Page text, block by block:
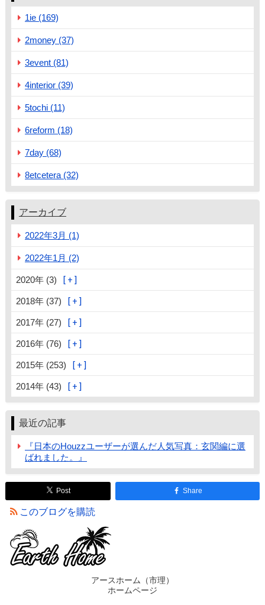
1ie (169)
2money (37)
3event (81)
4interior (39)
5tochi (11)
6reform (18)
7day (68)
8etcetera (32)
アーカイブ
2022年3月 (1)
2022年1月 (2)
2020年 (3)
2018年 (37)
2017年 (27)
2016年 (76)
2015年 (253)
2014年 (43)
最近の記事
『日本のHouzzユーザーが選んだ人気写真：玄関編に選
ばれました。』
Post Share
このブログを購読
アースホーム（市理）
ホームページ